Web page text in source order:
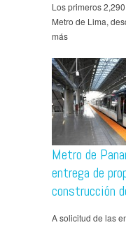
Los primeros
Metro de Lima,
más
Metro de
entrega de
construcción
A solicitud de las